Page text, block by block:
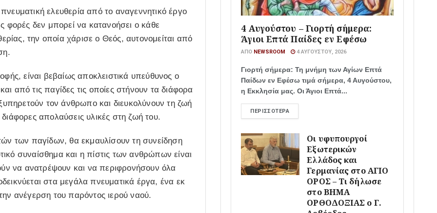
ελευθερία από το αναγεννητικό έργο
φορές δεν μπορεί να κατανοήσει ο κάθε
την οποία χάρισε ο Θεός, αυτονομείται από
είναι βεβαίως αποκλειστικά υπεύθυνος ο
από τις παγίδες τις οποίες στήνουν τα διάφορα
τον άνθρωπο και διευκολύνουν τη ζωή
απολαύσεις υλικές στη ζωή του.
των παγίδων, θα εκμαυλίσουν τη συνείδηση
συναίσθημα και η πίστις των ανθρώπων είναι
να ανατρέψουν και να περιφρονήσουν όλα
στα μεγάλα πνευματικά έργα, ένα εκ
ανέγερση του παρόντος ιερού ναού.
4 Αυγούστου – Γιορτή σήμερα:
Άγιοι Επτά Παίδες εν Εφέσω
ΑΠΌ NEWSROOM 4 ΑΥΓΟΎΣΤΟΥ, 2026
Γιορτή σήμερα: Τη μνήμη των Αγίων Επτά
Παίδων εν Εφέσω τιμά σήμερα, 4 Αυγούστου,
η Εκκλησία μας. Οι Άγιοι Επτά...
ΠΕΡΙΣΣΌΤΕΡΑ
Οι υφυπουργοί
Εξωτερικών
Ελλάδος και
Γερμανίας στο ΑΓΙΟ
ΟΡΟΣ – Τι δήλωσε
στο ΒΗΜΑ
ΟΡΘΟΔΟΞΙΑΣ ο Γ.